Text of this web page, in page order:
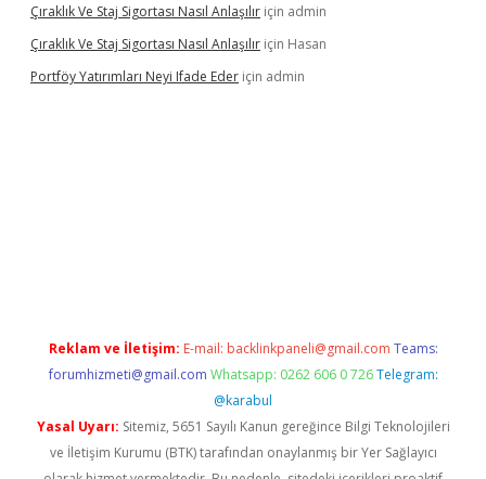
Çıraklık Ve Staj Sigortası Nasıl Anlaşılır için admin
Çıraklık Ve Staj Sigortası Nasıl Anlaşılır için Hasan
Portföy Yatırımları Neyi Ifade Eder için admin
Reklam ve İletişim: E-mail: backlinkpaneli@gmail.com Teams:
forumhizmeti@gmail.com Whatsapp: 0262 606 0 726 Telegram:
@karabul
Yasal Uyarı: Sitemiz, 5651 Sayılı Kanun gereğince Bilgi Teknolojileri
ve İletişim Kurumu (BTK) tarafından onaylanmış bir Yer Sağlayıcı